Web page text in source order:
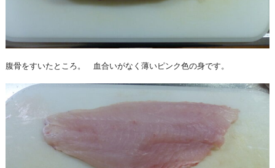
腹骨をすいたところ。 血合いがなく薄いピンク色の身です。